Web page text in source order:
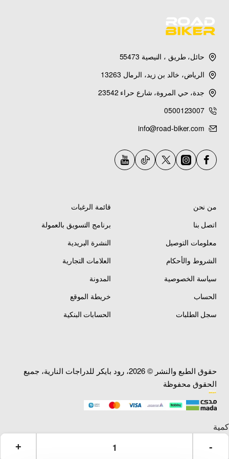
حائل، طريق ، النيصية 55473
الرياض، خالد بن زيد، الرمال 13263
جدة، حي المروة، شارع حراء 23542
0500123007
info@road-biker.com
من نحن
اتصل بنا
معلومات التوصيل
الشروط والأحكام
سياسة الخصوصية
الحساب
سجل الطلبات
قائمة الرغبات
برنامج التسويق بالعمولة
النشرة البريدية
العلامات التجارية
المدونة
خريطة الموقع
الحسابات البنكية
حقوق الطبع والنشر © 2026، رود بايكر للدراجات النارية، جميع
الحقوق محفوظة